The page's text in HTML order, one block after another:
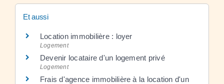
Et aussi
Location immobilière : loyer
Logement
Devenir locataire d'un logement privé
Logement
Frais d'agence immobilière à la location d'un